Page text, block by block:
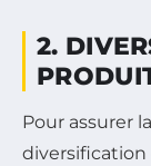
2.
Pour assurer
diversification